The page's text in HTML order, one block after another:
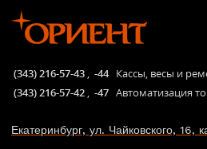
(343) 216-57-43 , -44 Кассы, весы и
(343) 216-57-42 , -47 Автоматизация
Екатеринбург, ул. Чайковского, 16,